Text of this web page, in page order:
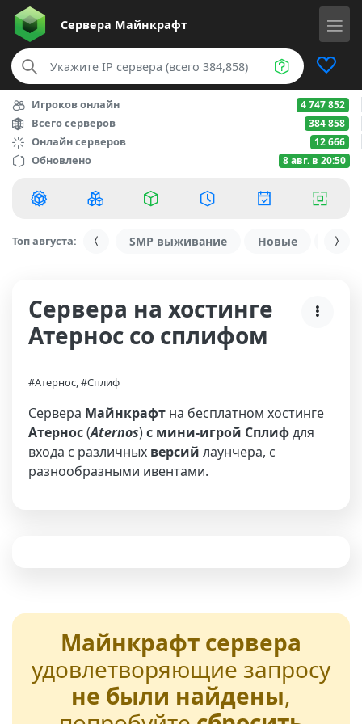
Сервера Майнкрафт
Игроков онлайн 4 747 852
Всего серверов 384 858
Онлайн серверов 12 666
Обновлено 8 авг. в 20:50
Топ августа: SMP выживание Новые С
Сервера на хостинге
Атернос со сплифом
#Атернос, #Сплиф
Сервера Майнкрафт на бесплатном хостинге
Атернос(Aternos)с мини-игрой Сплифдля
входа с различных версий лаунчера, с
разнообразными ивентами.
Майнкрафт сервера
удовлетворяющие запросу
не были найдены,